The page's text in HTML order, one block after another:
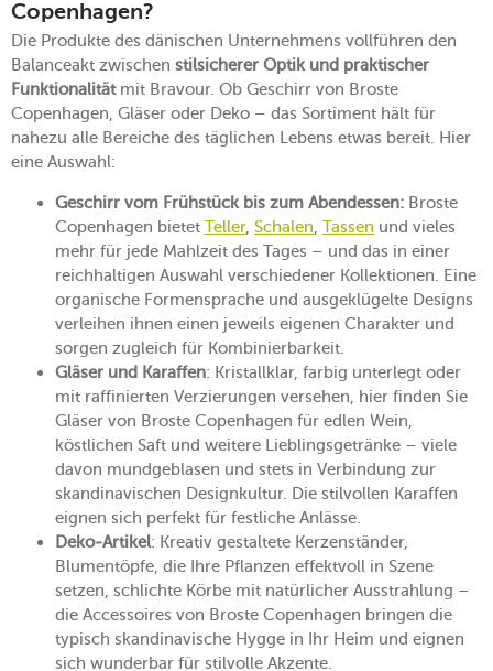
Copenhagen?
Die Produkte des dänischen Unternehmens vollführen den
Balanceakt zwischen stilsicherer Optik und praktischer
Funktionalitätmit Bravour. Ob Geschirr von Broste
Copenhagen, Gläser oder Deko – das Sortiment hält für
nahezu alle Bereiche des täglichen Lebens etwas bereit. Hier
eine Auswahl:
Geschirr vom Frühstück bis zum Abendessen: Broste
Copenhagen bietet Teller, Schalen, Tassen und vieles
mehr für jede Mahlzeit des Tages – und das in einer
reichhaltigen Auswahl verschiedener Kollektionen. Eine
organische Formensprache und ausgeklügelte Designs
verleihen ihnen einen jeweils eigenen Charakter und
sorgen zugleich für Kombinierbarkeit.
Gläser und Karaffen: Kristallklar, farbig unterlegt oder
mit raffinierten Verzierungen versehen, hier finden Sie
Gläser von Broste Copenhagen für edlen Wein,
köstlichen Saft und weitere Lieblingsgetränke – viele
davon mundgeblasen und stets in Verbindung zur
skandinavischen Designkultur. Die stilvollen Karaffen
eignen sich perfekt für festliche Anlässe.
Deko-Artikel: Kreativ gestaltete Kerzenständer,
Blumentöpfe, die Ihre Pflanzen effektvoll in Szene
setzen, schlichte Körbe mit natürlicher Ausstrahlung –
die Accessoires von Broste Copenhagen bringen die
typisch skandinavische Hygge in Ihr Heim und eignen
sich wunderbar für stilvolle Akzente.